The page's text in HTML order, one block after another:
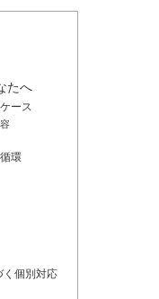
たへ
ース
環
く個別対応